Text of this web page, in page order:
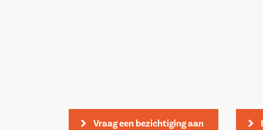
Vraag een bezichtiging aan